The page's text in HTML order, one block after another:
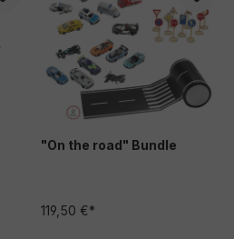
"On the road" Bundle
119,50 €*